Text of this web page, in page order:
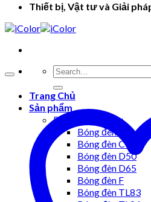
Thiết bị, Vật tư và Giải
Trang Chủ
Sản phẩm
Bóng đèn so màu
Bóng đèn A
Bóng đèn CWF
Bóng đèn D50
Bóng đèn D65
Bóng đèn F
Bóng đèn TL83